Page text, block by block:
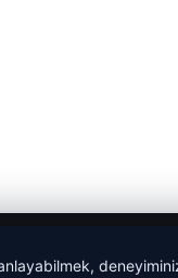
anlayabilmek,